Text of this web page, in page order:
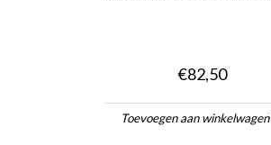
€82,50
Toevoegen aan winkelwagen